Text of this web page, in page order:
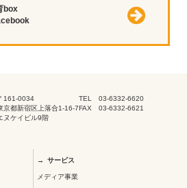
box
161-0034
京都新宿区上落合1-16-7
ヌケイビル9階
TEL 03-6332-6620
FAX 03-6332-6621
サービス
メディア事業